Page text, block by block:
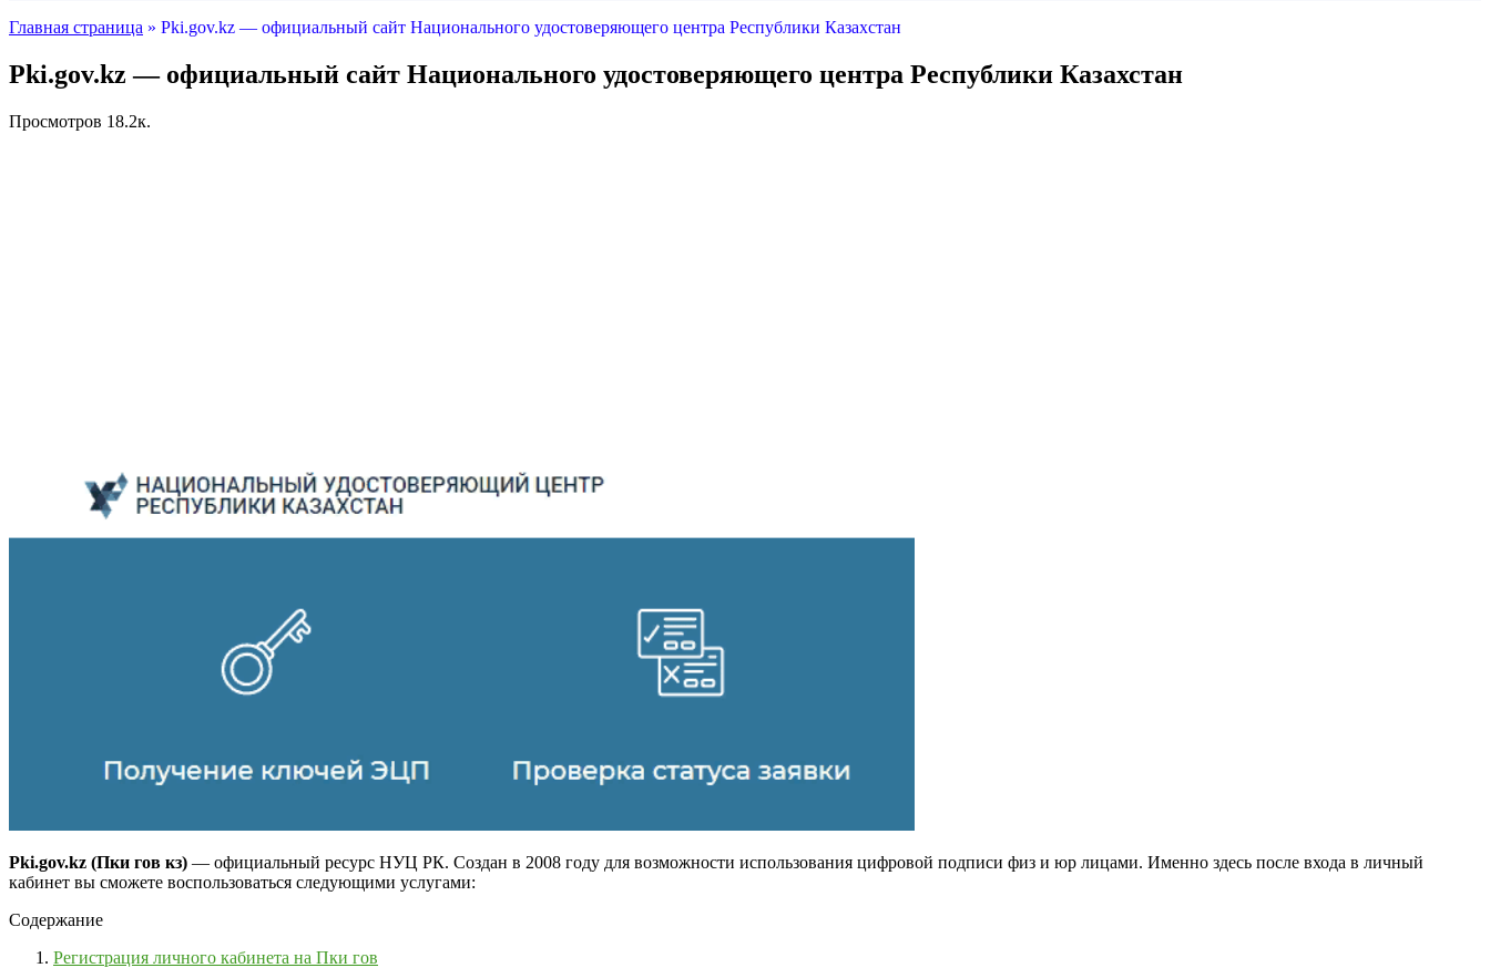
Главная страница » Pki.gov.kz — официальный сайт Национального удостоверяющего центра Республики Казахстан
Pki.gov.kz — официальный сайт Национального удостоверяющего центра Республики Казахстан
Просмотров 18.2к.
Pki.gov.kz (Пки гов кз) — официальный ресурс НУЦ РК. Создан в 2008 году для возможности использования цифровой подписи физ и юр лицами. Именно здесь после входа в личный
кабинет вы сможете воспользоваться следующими услугами:
Содержание
Регистрация личного кабинета на Пки гов